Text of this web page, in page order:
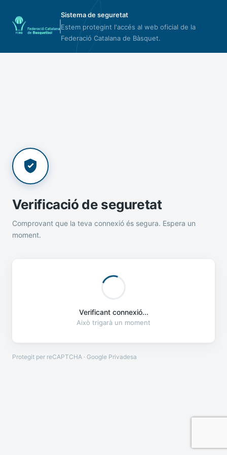
Sistema de seguretat
Estem protegint l'accés al web oficial de la
Federació Catalana de Bàsquet.
Verificació de seguretat
Comprovant que la teva connexió és segura. Espera un
moment.
Verificant connexió...
Això trigarà un moment
Protegit per reCAPTCHA · Google Privadesa